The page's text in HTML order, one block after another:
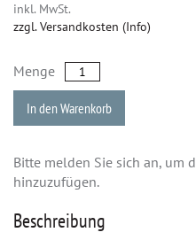
inkl. MwSt.
zzgl. Versandkosten (Info)
Menge
In den Warenkorb
Bitte melden Sie sich an, um
hinzuzufügen.
Beschreibung